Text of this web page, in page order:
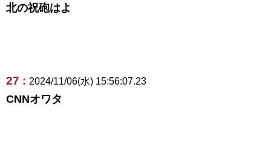
北の祝砲はよ
27 : 2024/11/06(水) 15:56:07.23
CNNオワタ